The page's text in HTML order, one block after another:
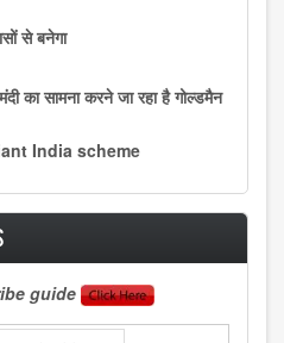
से बनेगा
का सामना करने जा रहा है गोल्डमैन
India scheme
guide